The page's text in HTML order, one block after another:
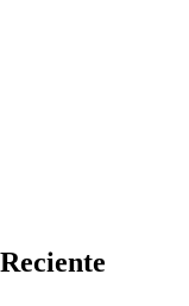
Reciente